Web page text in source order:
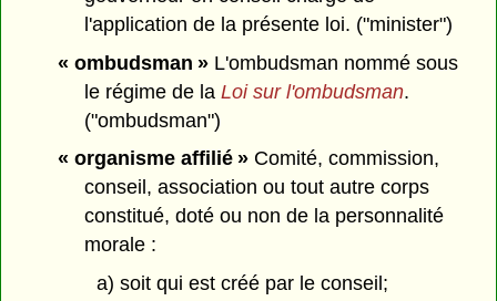
l'application de la présente loi. ("minister")
« ombudsman »L'ombudsman nommé sous
le régime de laLoi sur l'ombudsman.
("ombudsman")
« organisme affilié »Comité, commission,
conseil, association ou tout autre corps
constitué, doté ou non de la personnalité
morale :
a) soit qui est créé par le conseil;